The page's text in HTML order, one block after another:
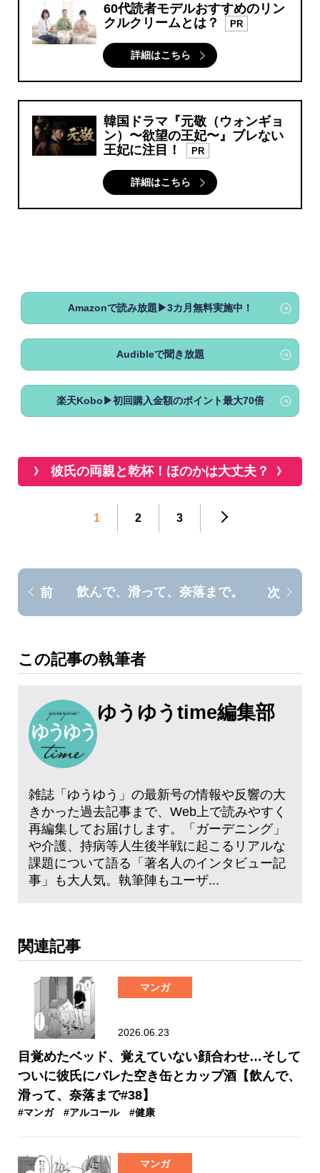
60代読者モデルおすすめのリン
クルクリームとは？
PR
詳細はこちら
韓国ドラマ『元敬（ウォンギョ
ン）〜欲望の王妃〜』ブレない
王妃に注目！
PR
詳細はこちら
Amazonで読み放題▶3カ月無料実施中！
Audibleで聞き放題
楽天Kobo▶初回購入金額のポイント最大70倍
彼氏の両親と乾杯！ほのかは大丈夫？
1 2 3
前 飲んで、滑って、奈落まで。 次
この記事の執筆者
ゆうゆうtime編集部
雑誌「ゆうゆう」の最新号の情報や反響の大
きかった過去記事まで、Web上で読みやすく
再編集してお届けします。「ガーデニング」
や介護、持病等人生後半戦に起こるリアルな
課題について語る「著名人のインタビュー記
事」も大人気。執筆陣もユーザ...
関連記事
マンガ
2026.06.23
目覚めたベッド、覚えていない顔合わせ…そして
ついに彼氏にバレた空き缶とカップ酒【飲んで、
滑って、奈落まで#38】
#マンガ #アルコール #健康
マンガ